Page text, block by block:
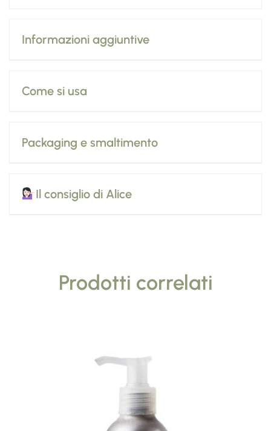
Informazioni aggiuntive
Come si usa
Packaging e smaltimento
Il consiglio di Alice
Prodotti correlati